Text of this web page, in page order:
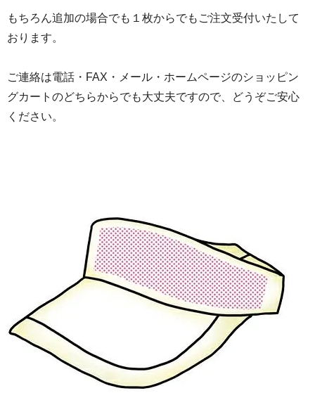
もちろん追加の場合でも１枚からでもご注文受付いたして
おります。
ご連絡は電話・FAX・メール・ホームページのショッピン
グカートのどちらからでも大丈夫ですので、どうぞご安心
ください。